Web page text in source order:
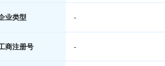
业类型 -
商注册号 -